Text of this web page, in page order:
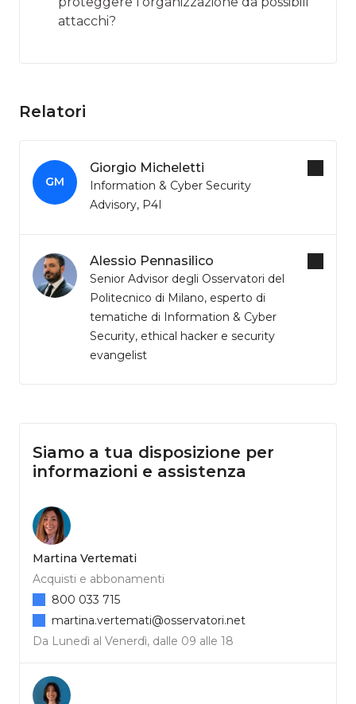
attacchi?
Relatori
GM
Giorgio Micheletti
Information & Cyber Security
Advisory, P4I
Alessio Pennasilico
Senior Advisor degli Osservatori del
Politecnico di Milano, esperto di
tematiche di Information & Cyber
Security, ethical hacker e security
evangelist
Siamo a tua disposizione per
informazioni e assistenza
Martina Vertemati
Acquisti e abbonamenti
Da Lunedì al Venerdì, dalle 09 alle 18
800 033 715
martina.vertemati@osservatori.net